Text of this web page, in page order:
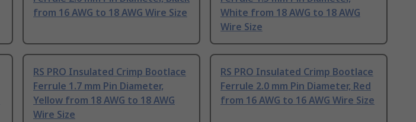
from 16 AWG to 18 AWG Wire Size
White from 18 AWG to 18 AWG
Wire Size
RS PRO Insulated Crimp Bootlace
Ferrule 1.7 mm Pin Diameter,
Yellow from 18 AWG to 18 AWG
Wire Size
RS PRO Insulated Crimp Bootlace
Ferrule 2.0 mm Pin Diameter, Red
from 16 AWG to 16 AWG Wire Size